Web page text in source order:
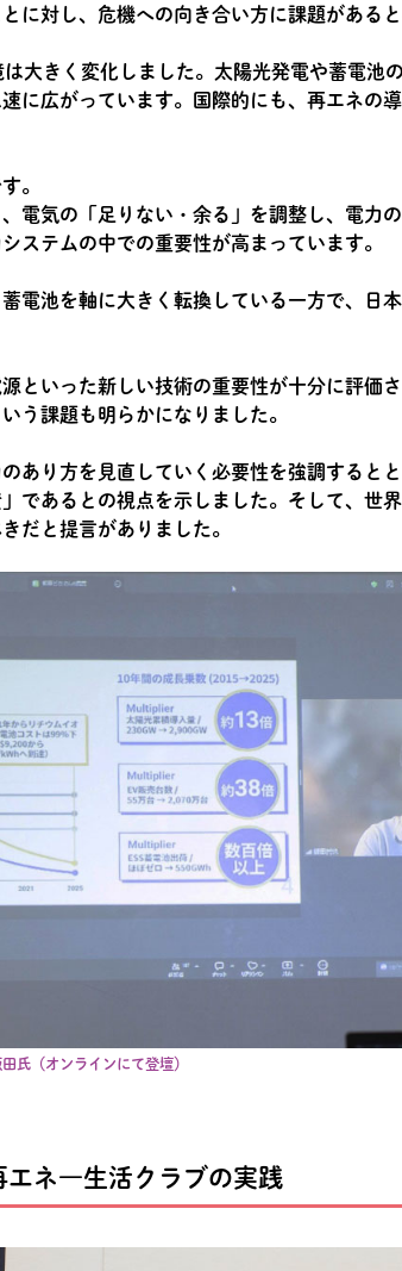
に対し、危機への向き合い方に課題があると
大きく変化しました。太陽光発電や蓄電池
に広がっています。国際的にも、再エネの
。
電気の「足りない・余る」を調整し、電力
ステムの中での重要性が高まっています。
電池を軸に大きく転換している一方で、日
といった新しい技術の重要性が十分に評価
う課題も明らかになりました。
あり方を見直していく必要性を強調すると
であるとの視点を示しました。そして、世
だと提言がありました。
氏（オンラインにて登壇）
エネ―生活クラブの実践